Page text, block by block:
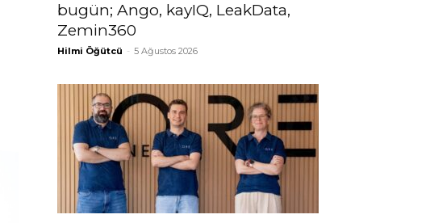
bugün; Ango, kayIQ, LeakData,
Zemin360
Hilmi Öğütcü - 5 Ağustos 2026